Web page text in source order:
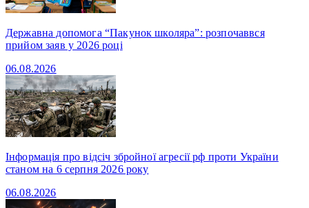
Державна допомога “Пакунок школяра”: розпочаввся
прийом заяв у 2026 році
06.08.2026
Інформація про відсіч збройної агресії рф проти України
станом на 6 серпня 2026 року
06.08.2026